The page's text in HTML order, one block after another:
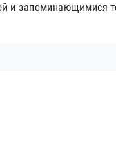
и запоминающимися